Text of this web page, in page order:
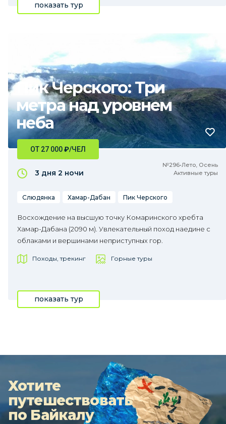
показать тур
Пик Черского: Три
метра над уровнем
неба
№296•Лето, Осень
Активные туры
ОТ 27 000₽/ЧЕЛ
3 дня 2 ночи
Слюдянка Хамар-Дабан Пик Черского
Восхождение на высшую точку Комаринского хребта
Хамар-Дабана (2090 м). Увлекательный поход наедине с
облаками и вершинами неприступных гор.
Походы, трекинг Горные туры
показать тур
Хотите
путешествовать
по Байкалу